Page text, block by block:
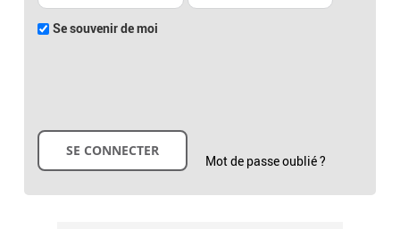
Se souvenir de moi
Mot de passe oublié ?